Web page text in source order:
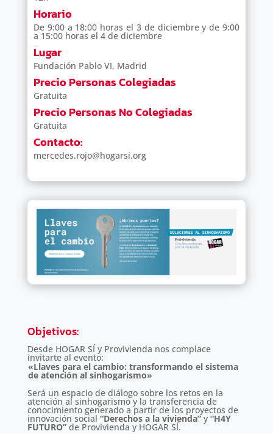
Horario
De 9:00 a 18:00 horas el 3 de diciembre y de 9:00
a 15:00 horas el 4 de diciembre
Lugar
Fundación Pablo VI, Madrid
Precio Personas Colegiadas
Gratuita
Precio Personas No Colegiadas
Gratuita
Contacto:
mercedes.rojo@hogarsi.org
Objetivos:
Desde HOGAR SÍ y Provivienda nos complace
invitarte al evento:
«Llaves para el cambio: transformando el sistema
de atención al sinhogarismo»
Será un espacio de diálogo sobre los retos en la
atención al sinhogarismo y la transferencia de
conocimiento generado a partir de los proyectos de
innovación social “Derechos a la vivienda”y “H4Y
FUTURO”de Provivienda y HOGAR SÍ.